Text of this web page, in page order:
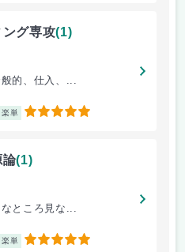
グ専攻(1)
的、仕入、...
楽単 5
論(1)
ところ見な...
楽単 5